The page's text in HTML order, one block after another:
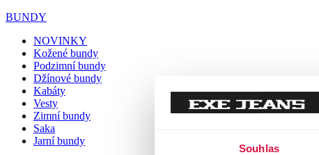
Souhlas
BUNDY
NOVINKY
Kožené bundy
Podzimní bundy
Džínové bundy
Kabáty
Vesty
Zimní bundy
Saka
Jarní bundy